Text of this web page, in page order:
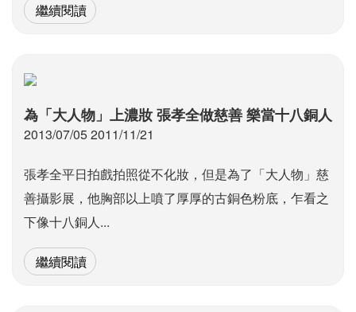
繼續閱讀
為「大人物」上濃妝 張孝全做慈善 樂當十八銅人
2013/07/05 2011/11/21
張孝全平日拍戲拍照從不化妝，但是為了「大人物」慈
善攝影展，他胸部以上噴了厚厚的古銅色粉底，乍看之
下像十八銅人...
繼續閱讀